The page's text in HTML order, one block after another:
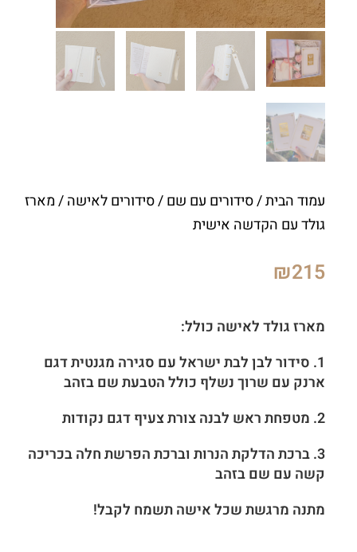
עמוד הבית/סידורים עם שם/סידורים לאישה/ מארז
גולד עם הקדשה אישית
₪215
מארז גולד לאישה כולל:
1. סידור לבן לבת ישראל עם סגירה מגנטית דגם
ארנק עם שרוך נשלף כולל הטבעת שם בזהב
2. מטפחת ראש לבנה צורת צעיף דגם נקודות
3. ברכת הדלקת הנרות וברכת הפרשת חלה בכריכה
קשה עם שם בזהב
מתנה מרגשת שכל אישה תשמח לקבל!